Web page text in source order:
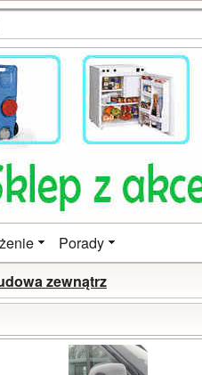
Porady
zewnątrz